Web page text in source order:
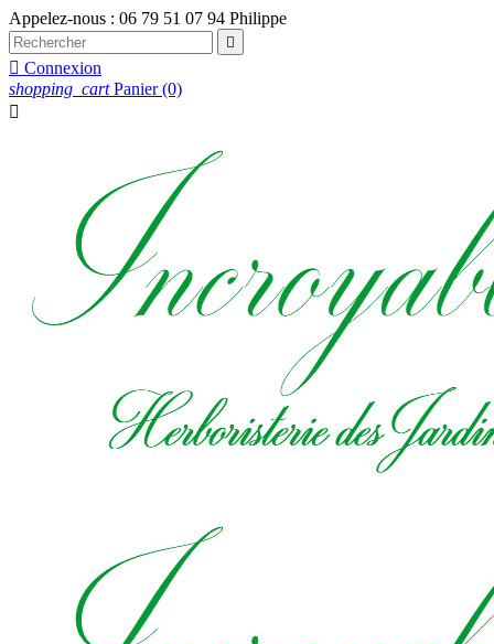
Appelez-nous : 06 79 51 07 94 Philippe

 Connexion
shopping_cart Panier (0)
